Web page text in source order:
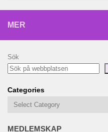
MER
Sök
Categories
MEDLEMSKAP